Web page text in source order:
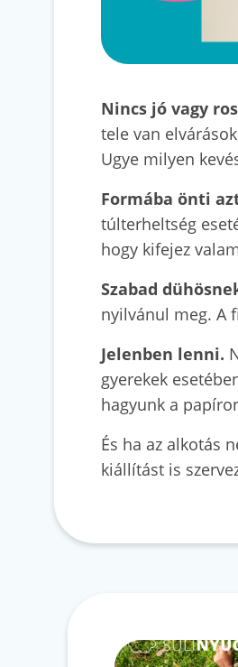
Nincs jó vagy
tele van
Ugye milyen
Formába önti
túlterheltség
hogy kifejez
Szabad
nyilvánul meg. A
Jelenben lenni.
gyerekek
hagyunk a
És ha az alkotás
kiállítást is